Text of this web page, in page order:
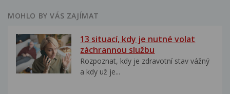
MOHLO BY VÁS ZAJÍMAT
13 situací, kdy je nutné volat
záchrannou službu
Rozpoznat, kdy je zdravotní stav vážný
a kdy už je...